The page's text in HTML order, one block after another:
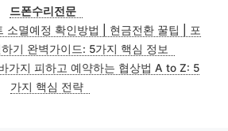
드폰수리전문
소멸예정 확인방법 | 현금전환 꿀팁 | 포
기 완벽가이드: 5가지 핵심 정보
가지 피하고 예약하는 협상법 A to Z: 5
가지 핵심 전략